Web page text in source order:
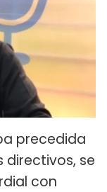
precedida
directivos, se
con